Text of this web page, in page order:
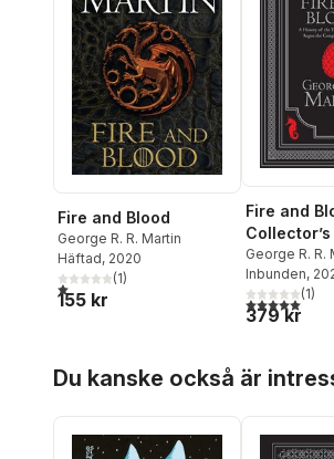
Fire and Blood
George R. R. Martin
Häftad, 2020
1,0utav 5 stjärnor. Totalt antal röster:
(1)
155 kr
Fire and
George R. R.
Inbunden,
5,0utav 5(1)
379 kr
Du kanske också är